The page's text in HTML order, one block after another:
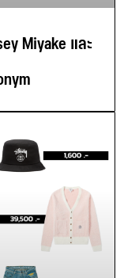
Miyake และ